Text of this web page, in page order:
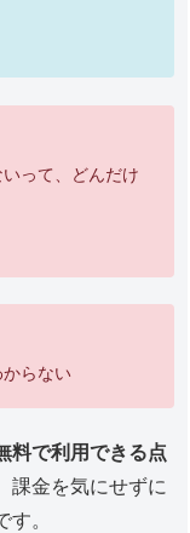
って、どんだけ
らない
料で利用できる点
課金を気にせずに
。